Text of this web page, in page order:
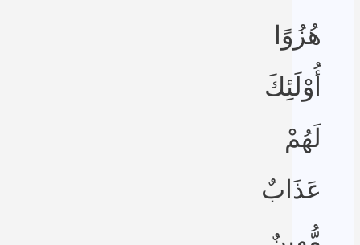
هُزُوًا
أُوْلَئِكَ
لَهُمْ
عَذَابٌ